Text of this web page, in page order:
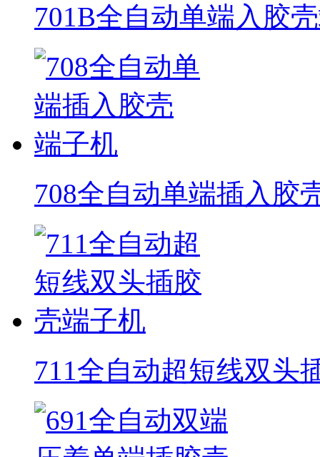
701B全自动单端入胶
708全自动单端插入胶
711全自动超短线双头